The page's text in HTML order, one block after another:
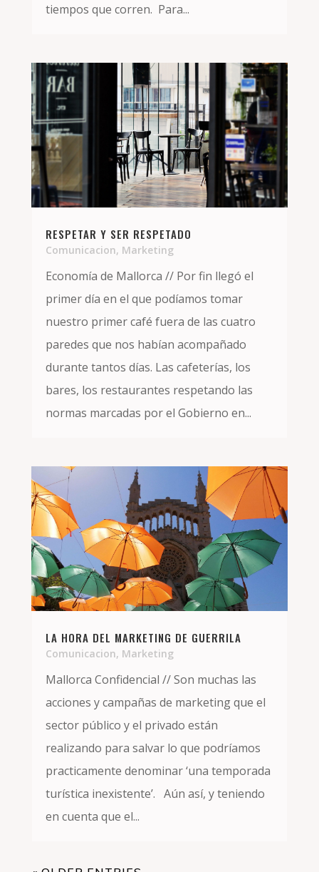
tiempos que corren. Para...
RESPETAR Y SER RESPETADO
Comunicacion, Marketing
Economía de Mallorca // Por fin llegó el
primer día en el que podíamos tomar
nuestro primer café fuera de las cuatro
paredes que nos habían acompañado
durante tantos días. Las cafeterías, los
bares, los restaurantes respetando las
normas marcadas por el Gobierno en...
LA HORA DEL MARKETING DE GUERRILA
Comunicacion, Marketing
Mallorca Confidencial // Son muchas las
acciones y campañas de marketing que el
sector público y el privado están
realizando para salvar lo que podríamos
practicamente denominar ‘una temporada
turística inexistente’. Aún así, y teniendo
en cuenta que el...